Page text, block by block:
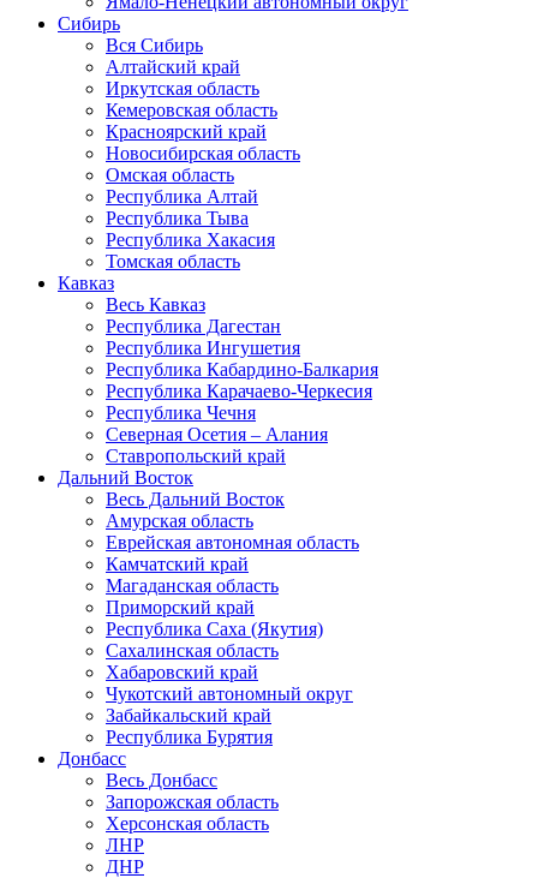
Сибирь
Вся Сибирь
Алтайский край
Иркутская область
Кемеровская область
Красноярский край
Новосибирская область
Омская область
Республика Алтай
Республика Тыва
Республика Хакасия
Томская область
Кавказ
Весь Кавказ
Республика Дагестан
Республика Ингушетия
Республика Кабардино-Балкария
Республика Карачаево-Черкесия
Республика Чечня
Северная Осетия – Алания
Ставропольский край
Дальний Восток
Весь Дальний Восток
Амурская область
Еврейская автономная область
Камчатский край
Магаданская область
Приморский край
Республика Саха (Якутия)
Сахалинская область
Хабаровский край
Чукотский автономный округ
Забайкальский край
Республика Бурятия
Донбасс
Весь Донбасс
Запорожская область
Херсонская область
ЛНР
ДНР